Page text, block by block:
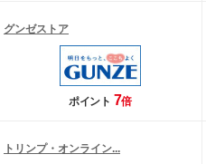
グンゼストア
ポイント 7倍
トリンプ・オンライン...